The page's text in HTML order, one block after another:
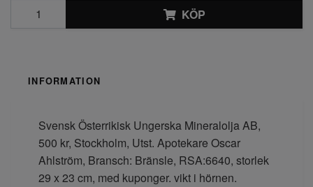
KÖP
INFORMATION
Svensk Österrikisk Ungerska Mineralolja AB,
500 kr, Stockholm, Utst. Apotekare Oscar
Ahlström, Bransch: Bränsle, RSA:6640, storlek
29 x 23 cm, med kuponger. vikt i hörnen.